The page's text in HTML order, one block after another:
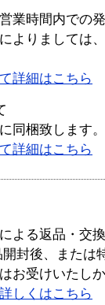
業時間内での
よりましては
詳細はこちら
同梱致します。
詳細はこちら
よる返品・交
開封後、または
お受けいたし
しくはこちら